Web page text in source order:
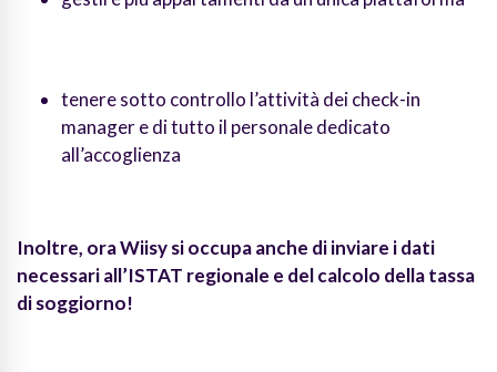
tenere sotto controllo l’attività dei check-in
manager e di tutto il personale dedicato
all’accoglienza
Inoltre, ora Wiisy si occupa anche di inviare i dati
necessari all’ISTAT regionale e del calcolo della tassa
di soggiorno!